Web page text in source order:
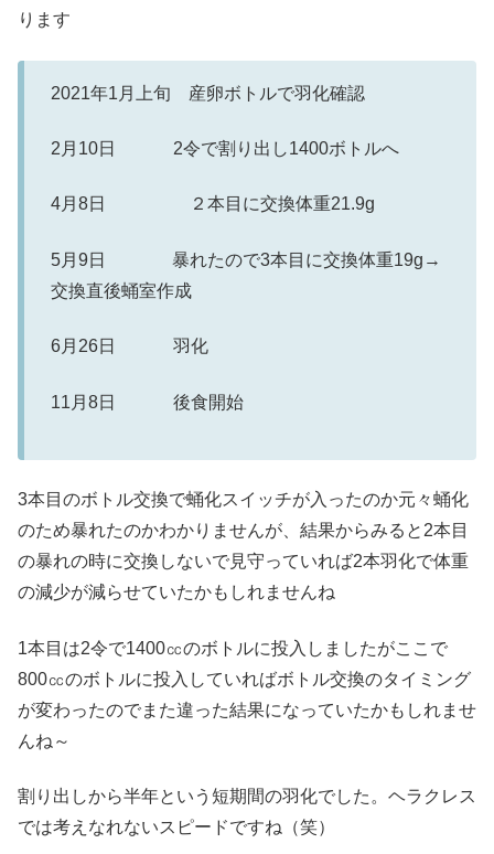
ります
2021年1月上旬 産卵ボトルで羽化確認
2月10日 2令で割り出し1400ボトルへ
4月8日 ２本目に交換体重21.9g
5月9日 暴れたので3本目に交換体重19g→
交換直後蛹室作成
6月26日 羽化
11月8日 後食開始
3本目のボトル交換で蛹化スイッチが入ったのか元々蛹化
のため暴れたのかわかりませんが、結果からみると2本目
の暴れの時に交換しないで見守っていれば2本羽化で体重
の減少が減らせていたかもしれませんね
1本目は2令で1400㏄のボトルに投入しましたがここで
800㏄のボトルに投入していればボトル交換のタイミング
が変わったのでまた違った結果になっていたかもしれませ
んね～
割り出しから半年という短期間の羽化でした。ヘラクレス
では考えなれないスピードですね（笑）